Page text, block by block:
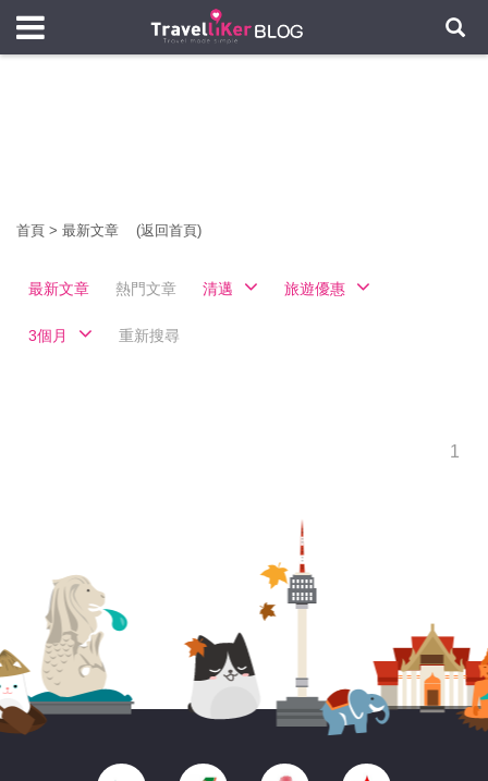
首頁 > 最新文章 (返回首頁)
最新文章 熱門文章 清邁 旅遊優惠
3個月 重新搜尋
1